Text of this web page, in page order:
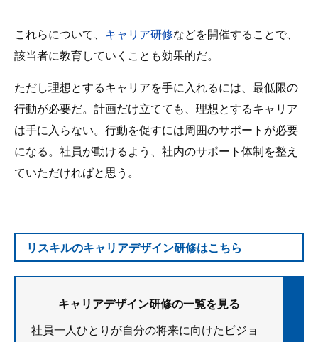
これらについて、 キャリア研修などを開催することで、
該当者に教育していくことも効果的だ。
ただし理想とするキャリアを手に入れるには、最低限の
行動が必要だ。計画だけ立てても、理想とするキャリア
は手に入らない。行動を促すには周囲のサポートが必要
になる。社員が動けるよう、社内のサポート体制を整え
ていただければと思う。
リスキルのキャリアデザイン研修はこちら
キャリアデザイン研修の一覧を見る
社員一人ひとりが自分の将来に向けたビジョ